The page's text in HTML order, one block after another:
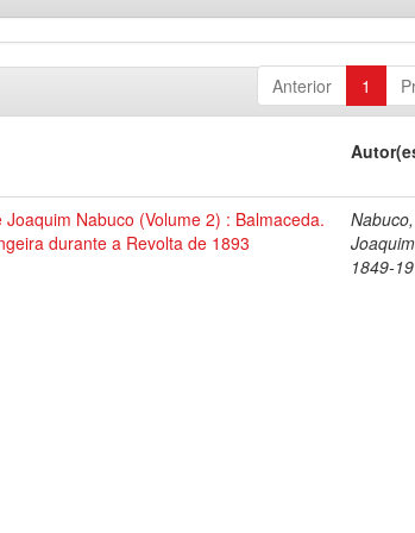
Anterior 1
Nabuco (Volume 2) : Balmaceda.
durante a Revolta de 1893
Nabuco,
1849-